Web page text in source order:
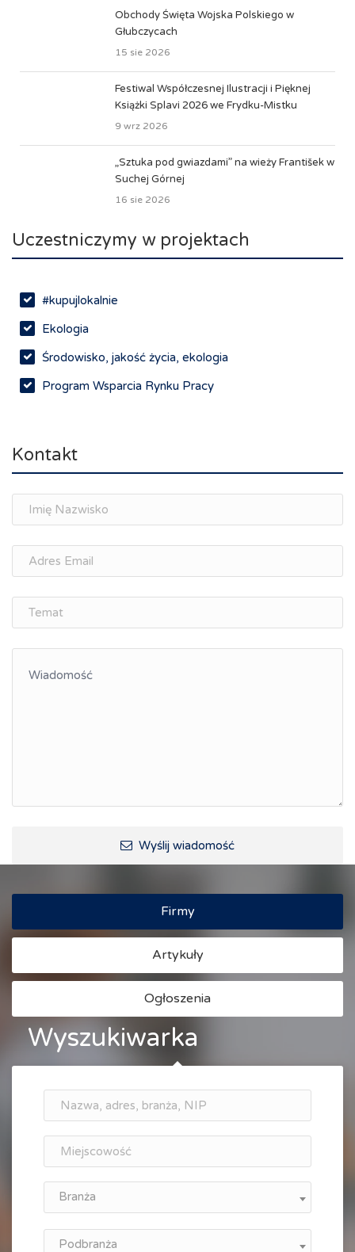
Obchody Święta Wojska Polskiego w
Głubczycach
15 sie 2026
Festiwal Współczesnej Ilustracji i Pięknej
Książki Splavi 2026 we Frydku-Mistku
9 wrz 2026
„Sztuka pod gwiazdami” na wieży František w
Suchej Górnej
16 sie 2026
Uczestniczymy w projektach
#kupujlokalnie
Ekologia
Środowisko, jakość życia, ekologia
Program Wsparcia Rynku Pracy
Spotkania branżowe
osobisty
Memorandum Gospodarcze PL-CZ
Śląskie Porozumienie Gospodarcze
ŚLĄSK.ONLINE
Integracja
Kontakt
Wyślij wiadomość
Firmy
Artykuły
Ogłoszenia
Wyszukiwarka
Branża
Podbranża